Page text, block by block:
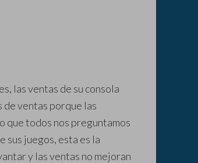
las ventas de su consola
ventas porque las
que todos nos preguntamos
sus juegos, esta es la
y las ventas no mejoran